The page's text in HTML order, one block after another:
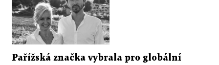
Pařížská značka vybrala pro globální